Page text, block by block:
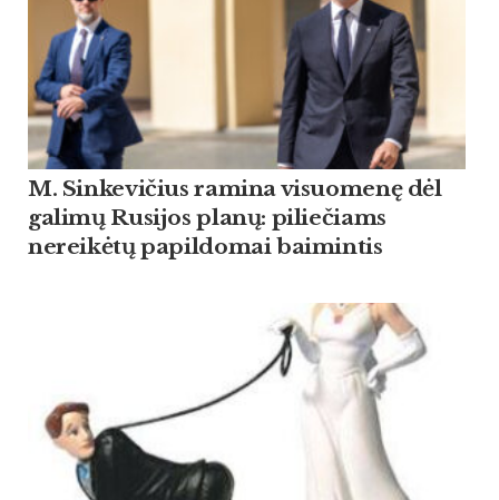
M. Sinkevičius ramina visuomenę dėl
galimų Rusijos planų: piliečiams
nereikėtų papildomai baimintis